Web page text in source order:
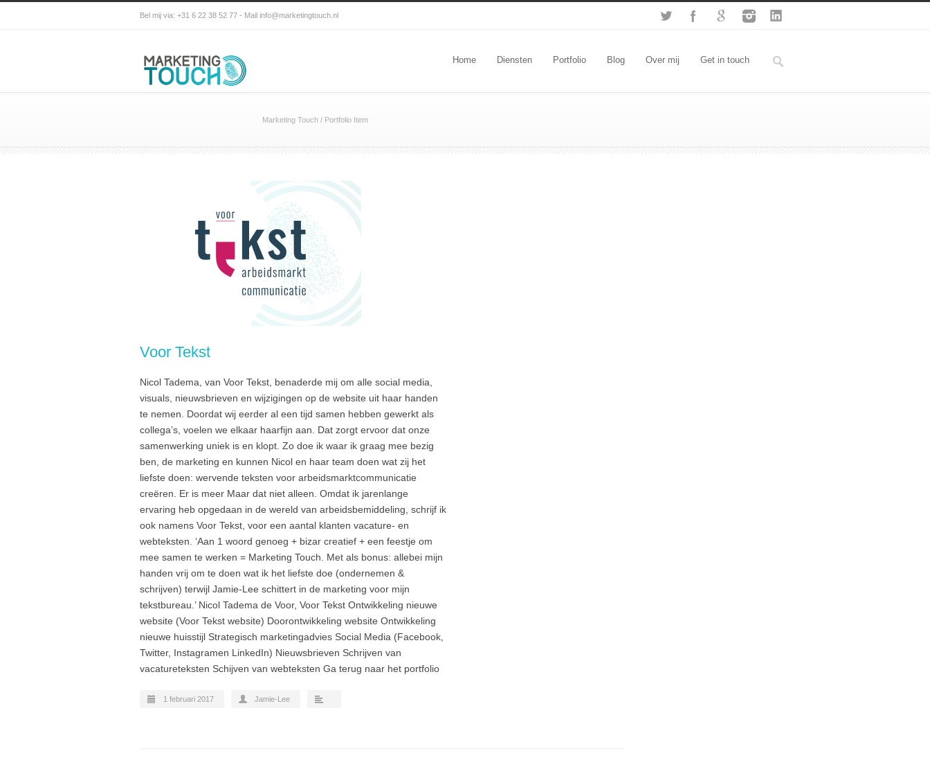
Bel mij via: +31 6 22 38 52 77 - Mail info@marketingtouch.nl
Home Diensten Portfolio Blog Over mij Get in touch
Marketing Touch / Portfolio Item
Voor Tekst
Nicol Tadema, van Voor Tekst, benaderde mij om alle social media,
visuals, nieuwsbrieven en wijzigingen op de website uit haar handen
te nemen. Doordat wij eerder al een tijd samen hebben gewerkt als
collega’s, voelen we elkaar haarfijn aan. Dat zorgt ervoor dat onze
samenwerking uniek is en klopt. Zo doe ik waar ik graag mee bezig
ben, de marketing en kunnen Nicol en haar team doen wat zij het
liefste doen: wervende teksten voor arbeidsmarktcommunicatie
creëren. Er is meer Maar dat niet alleen. Omdat ik jarenlange
ervaring heb opgedaan in de wereld van arbeidsbemiddeling, schrijf ik
ook namens Voor Tekst, voor een aantal klanten vacature- en
webteksten. ‘Aan 1 woord genoeg + bizar creatief + een feestje om
mee samen te werken = Marketing Touch. Met als bonus: allebei mijn
handen vrij om te doen wat ik het liefste doe (ondernemen &
schrijven) terwijl Jamie-Lee schittert in de marketing voor mijn
tekstbureau.’ Nicol Tadema de Voor, Voor Tekst Ontwikkeling nieuwe
website (Voor Tekst website) Doorontwikkeling website Ontwikkeling
nieuwe huisstijl Strategisch marketingadvies Social Media (Facebook,
Twitter, Instagramen LinkedIn) Nieuwsbrieven Schrijven van
vacatureteksten Schijven van webteksten Ga terug naar het portfolio
1 februari 2017 Jamie-Lee